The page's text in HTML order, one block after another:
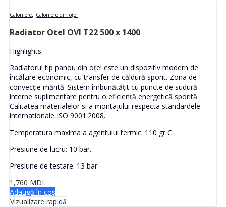
Calorifere, Calorifere din oțel
Radiator Otel OVI T22 500 x 1400
Highlights:
Radiatorul tip panou din oțel este un dispozitiv modern de
încălzire economic, cu transfer de căldură sporit. Zona de
convecție mărită. Sistem îmbunătățit cu puncte de sudură
interne suplimentare pentru o eficiență energetică sporită.
Calitatea materialelor si a montajului respecta standardele
internationale ISO 9001:2008.
Temperatura maxima a agentului termic: 110 gr C
Presiune de lucru: 10 bar.
Presiune de testare: 13 bar.
1,760 MDL
Adaugă în coș
Vizualizare rapidă